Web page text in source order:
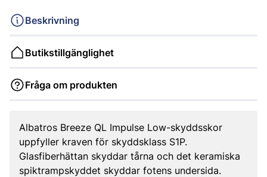
Beskrivning
Butikstillgänglighet
Fråga om produkten
Albatros Breeze QL Impulse Low-skyddsskor
uppfyller kraven för skyddsklass S1P.
Glasfiberhättan skyddar tårna och det keramiska
spiktrampskyddet skyddar fotens undersida.